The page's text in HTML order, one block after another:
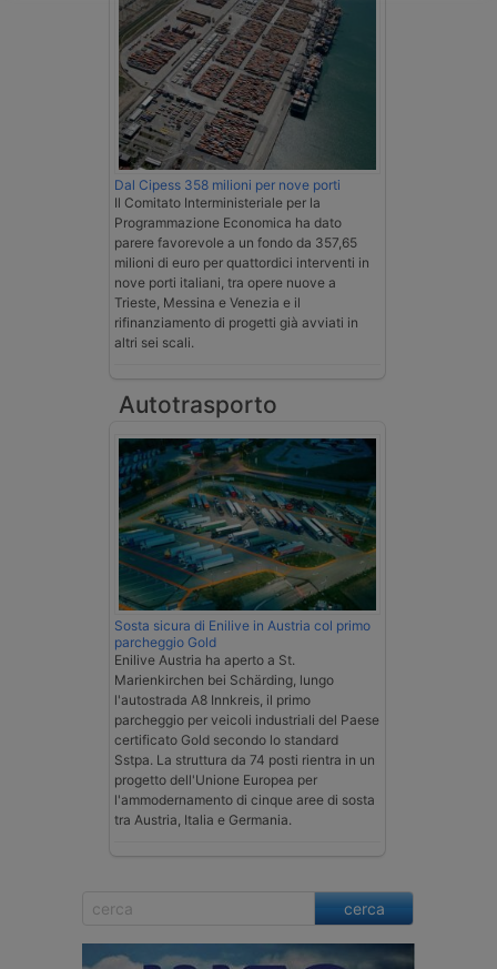
Dal Cipess 358 milioni per nove porti
Il Comitato Interministeriale per la
Programmazione Economica ha dato
parere favorevole a un fondo da 357,65
milioni di euro per quattordici interventi in
nove porti italiani, tra opere nuove a
Trieste, Messina e Venezia e il
rifinanziamento di progetti già avviati in
altri sei scali.
Autotrasporto
Sosta sicura di Enilive in Austria col primo
parcheggio Gold
Enilive Austria ha aperto a St.
Marienkirchen bei Schärding, lungo
l'autostrada A8 Innkreis, il primo
parcheggio per veicoli industriali del Paese
certificato Gold secondo lo standard
Sstpa. La struttura da 74 posti rientra in un
progetto dell'Unione Europea per
l'ammodernamento di cinque aree di sosta
tra Austria, Italia e Germania.
cerca